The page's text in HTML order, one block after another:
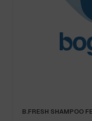
B.FRESH SHAMPOO